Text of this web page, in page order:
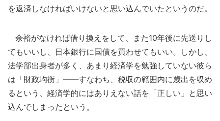
を返済しなければいけないと思い込んでいたというのだ。
余裕がなければ借り換えをして、また10年後に先送りし
てもいいし、日本銀行に国債を買わせてもいい。しかし、
法学部出身者が多く、あまり経済学を勉強していない彼ら
は「財政均衡」――すなわち、税収の範囲内に歳出を収め
るという、経済学的にはありえない話を「正しい」と思い
込んでしまったという。